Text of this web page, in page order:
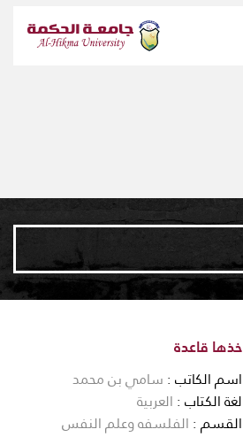
خذها قاعدة
اسم الكاتب سامي بن محمد
لغة الكتاب العربية
القسم الفلسفه وعلم النفس